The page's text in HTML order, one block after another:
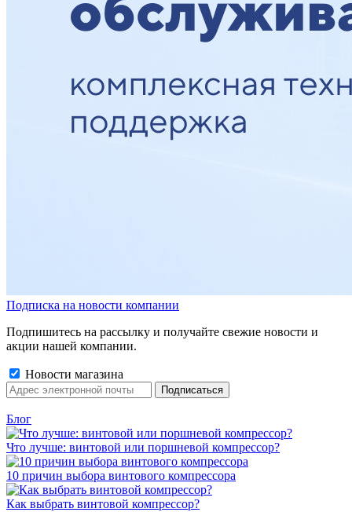
Подписка на новости компании
Подпишитесь на рассылку и получайте свежие новости и
акции нашей компании.
Новости магазина
Блог
Что лучше: винтовой или поршневой компрессор?
10 причин выбора винтового компрессора
Как выбрать винтовой компрессор?